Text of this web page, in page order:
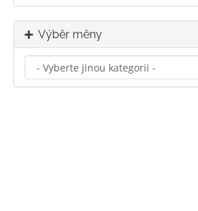
Výběr měny